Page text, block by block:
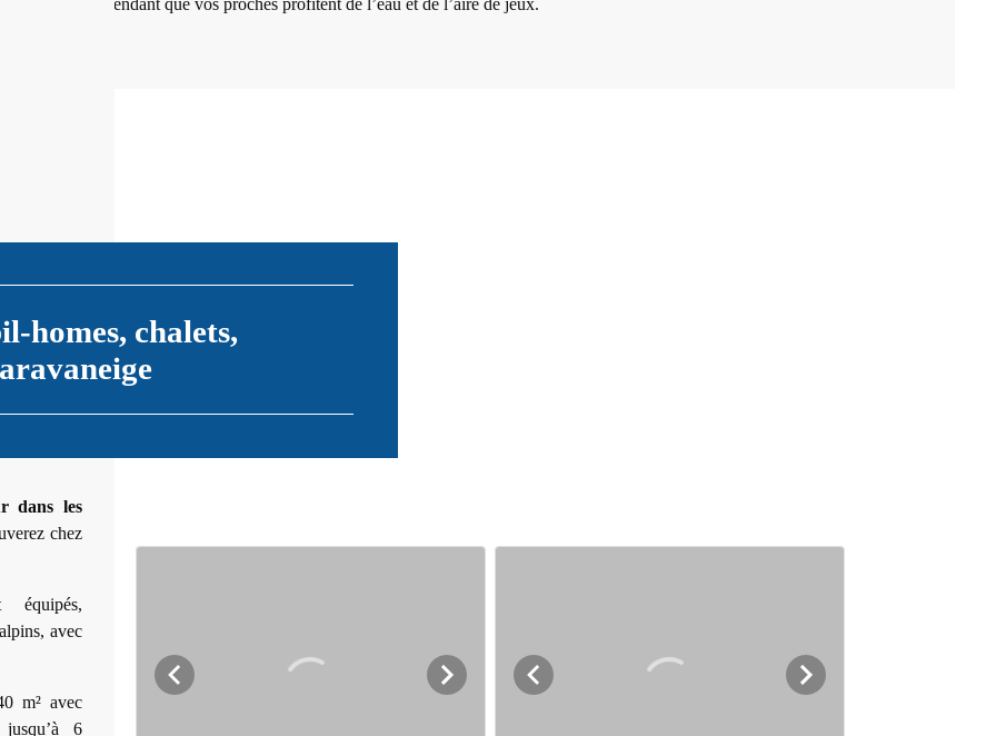
vous détendez pendant que vos proches profitent de l’eau et de l’aire de jeux.
homes, chalets,
dans les
chez
avec
m² avec
6